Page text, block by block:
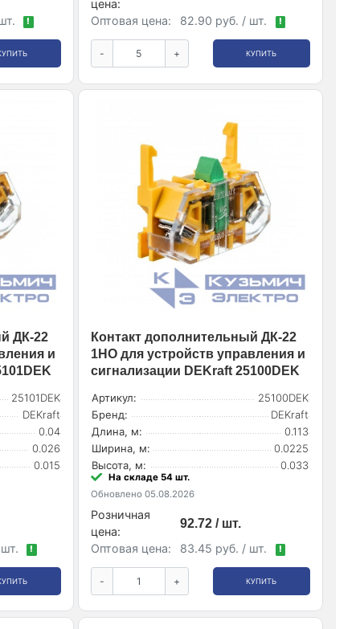
!
цена:
Оптовая цена:
82.90 руб. / шт. !
- + КУПИТЬ
ДК-22
и
25101DEK
DEKraft
0.04
0.026
0.015
!
Контакт дополнительный ДК-22
1НО для устройств управления и
сигнализации DEKraft 25100DEK
Артикул:
25100DEK
Бренд:
DEKraft
Длина, м:
0.113
Ширина, м:
0.0225
Высота, м:
0.033
На складе 54 шт.
Обновлено 05.08.2026
Розничная
цена:
92.72 / шт.
Оптовая цена:
83.45 руб. / шт. !
- + КУПИТЬ